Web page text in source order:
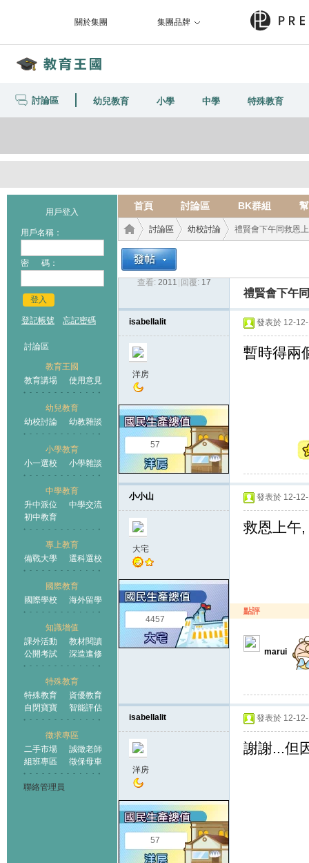
關於集團 集團品牌
討論區 幼兒教育 小學 中學 特殊教育
用戶登入
用戶名稱：
密 碼：
登入
登記帳號 忘記密碼
討論區
教育王國
教育講場
使用意見
幼兒教育
幼校討論
幼教雜談
小學教育
小一選校
小學雜談
中學教育
升中派位
中學交流
初中教育
專上教育
備戰大學
選科選校
國際教育
國際學校
海外留學
知識增值
課外活動
教材閱讀
公開考試
深造進修
特殊教育
特殊教育
資優教育
自閉寶寶
智能評估
徵求專區
二手市場
誠徵老師
組班專區
徵保母車
聯絡管理員
首頁 討論區 BK群組
王國
›
討論區
›
幼校討論 禮賢會下午同救恩
查看: 2011 回覆: 17
禮賢會下午
isabellalit
洋房
57
發表於 12-
暫時得兩
小小山
大宅
4457
發表於 12-
救恩上午
點評
marui
isabellalit
洋房
57
發表於 12-
謝謝...但